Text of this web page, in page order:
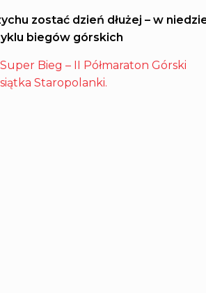
zostać dzień dłużej – w
biegów górskich
Bieg – II Półmaraton Górski
Staropolanki.